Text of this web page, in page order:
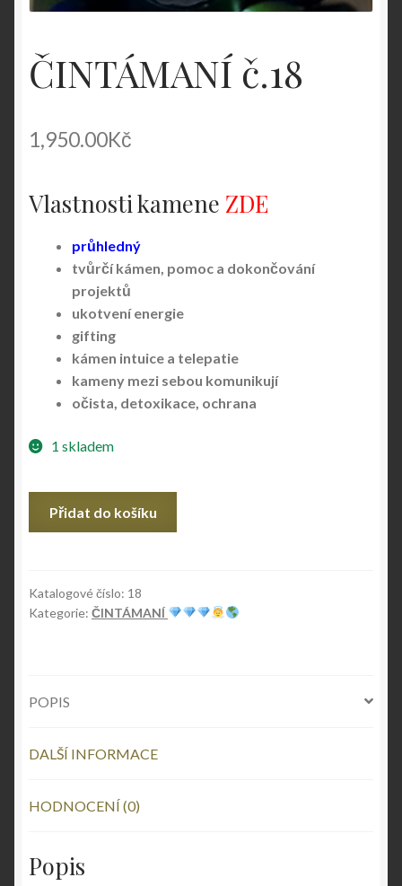
ČINTÁMANÍ č.18
1,950.00Kč
Vlastnosti kamene ZDE
průhledný
tvůrčí kámen, pomoc a dokončování
projektů
ukotvení energie
gifting
kámen intuice a telepatie
kameny mezi sebou komunikují
očista, detoxikace, ochrana
1 skladem
ČINTÁMANÍ
Přidat do košíku
Katalogové číslo: 18
Kategorie: ČINTÁMANÍ
POPIS
DALŠÍ INFORMACE
HODNOCENÍ (0)
Popis